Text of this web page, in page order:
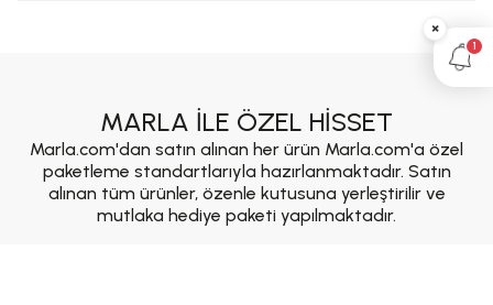
MARLA İLE ÖZEL HİSSET
Marla.com'dan satın alınan her ürün Marla.com'a özel
paketleme standartlarıyla hazırlanmaktadır. Satın
alınan tüm ürünler, özenle kutusuna yerleştirilir ve
mutlaka hediye paketi yapılmaktadır.
×
1